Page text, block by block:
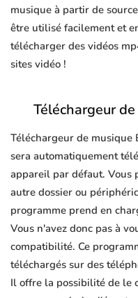
musique à partir de
être utilisé facilement et
télécharger des vidéos
sites vidéo !
Téléchargeur
Téléchargeur de musique
sera automatiquement
appareil par défaut. Vous
autre dossier ou
programme prend en
Vous n'avez donc pas à
compatibilité. Ce
téléchargés sur des
Il offre la possibilité de le